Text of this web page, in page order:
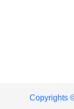
Copyrights